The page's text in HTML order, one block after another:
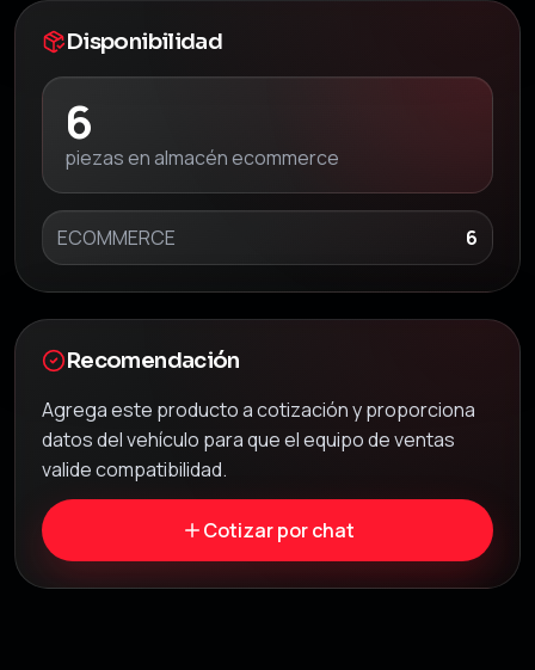
Disponibilidad
6
piezas en almacén ecommerce
ECOMMERCE 6
Recomendación
Agrega este producto a cotización y proporciona
datos del vehículo para que el equipo de ventas
valide compatibilidad.
Cotizar por chat